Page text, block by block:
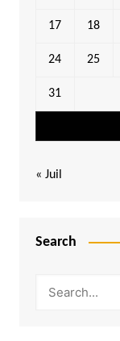
17 18
24 25
31
« Juil
Search